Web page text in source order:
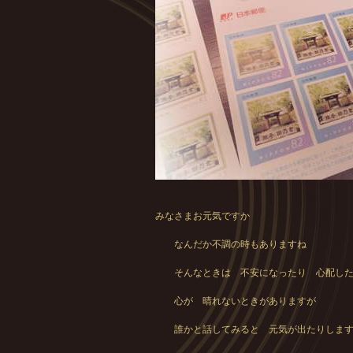
みなさまお元気ですか
なんだか不調の時もありますね
そんなときは 不安になったり 心配し
心が 晴れないときがありますが
誰かと話してみると 元気が出たりしま